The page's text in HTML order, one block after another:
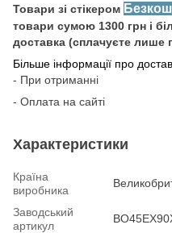
Товари зі стікером
товари сумою 1300 грн і
доставка (сплачуєте лише
Більше інформації про
- При отриманні
- Оплата на сайті
Характеристики
Країна
виробника
Заводський
артикул